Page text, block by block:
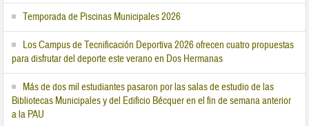
Temporada de Piscinas Municipales 2026
Los Campus de Tecnificación Deportiva 2026 ofrecen cuatro propuestas
para disfrutar del deporte este verano en Dos Hermanas
Más de dos mil estudiantes pasaron por las salas de estudio de las
Bibliotecas Municipales y del Edificio Bécquer en el fin de semana anterior
a la PAU